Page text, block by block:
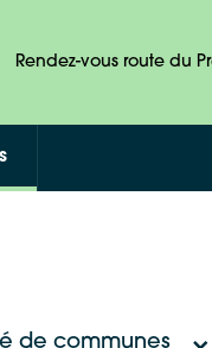
Rendez-vous route du
de communes